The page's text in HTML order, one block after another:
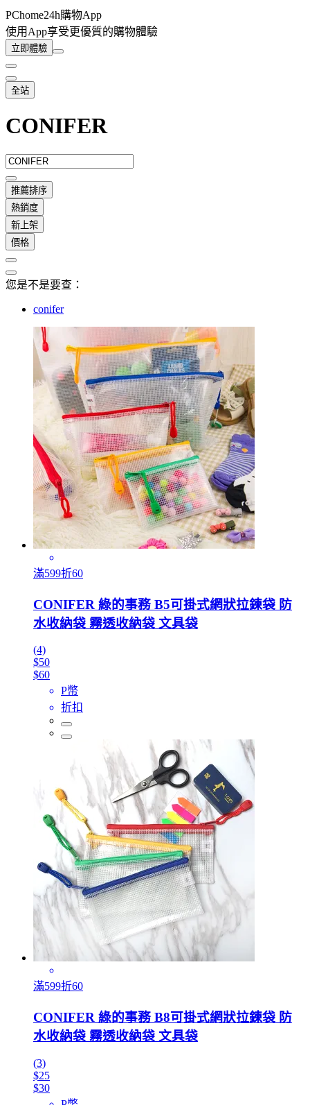
PChome24h購物App
使用App享受更優質的購物體驗
立即體驗
全站
CONIFER
推薦排序
熱銷度
新上架
價格
您是不是要查：
conifer
滿599折60
CONIFER 綠的事務 B5可掛式網狀拉鍊袋 防
水收納袋 霧透收納袋 文具袋
(4)
$50
$60
P幣
折扣
滿599折60
CONIFER 綠的事務 B8可掛式網狀拉鍊袋 防
水收納袋 霧透收納袋 文具袋
(3)
$25
$30